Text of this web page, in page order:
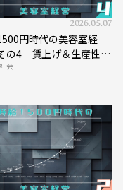
2026.05.07
円時代の美容室経
4｜賃上げ＆生産性向
なげる賢い助成金活用
社会